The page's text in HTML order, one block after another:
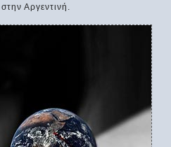
Αργεντινή.